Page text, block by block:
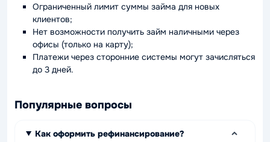
Ограниченный лимит суммы займа для новых
клиентов;
Нет возможности получить займ наличными через
офисы (только на карту);
Платежи через сторонние системы могут зачисляться
до 3 дней.
Популярные вопросы
Как оформить рефинансирование?